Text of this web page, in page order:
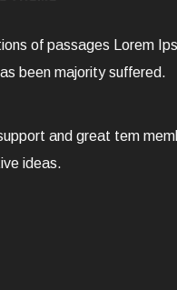
of passages Lorem
been majority suffered.
and great tem
ideas.